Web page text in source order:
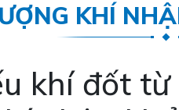
KHÍ
khí đốt